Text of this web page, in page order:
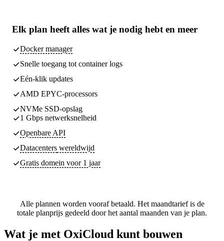
Elk plan heeft alles wat je nodig hebt en meer
Docker manager
Snelle toegang tot container logs
Eén-klik updates
AMD EPYC-processors
NVMe SSD-opslag
1 Gbps netwerksnelheid
Openbare API
Datacenters wereldwijd
Gratis domein voor 1 jaar
Alle plannen worden vooraf betaald. Het maandtarief is de
totale planprijs gedeeld door het aantal maanden van je plan.
Wat je met OxiCloud kunt bouwen